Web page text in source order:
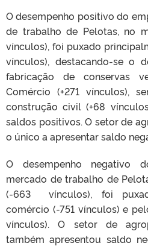
O desempenho positivo do
de trabalho de Pelotas, no
vínculos), foi puxado
vínculos), destacando-se o
fabricação de conservas
Comércio (+271 vínculos),
construção civil (+68
saldos positivos. O setor de
o único a apresentar saldo
O desempenho negativo
mercado de trabalho de
(-663 vínculos), foi
comércio (-751 vínculos) e
vínculos). O setor de
também apresentou saldo